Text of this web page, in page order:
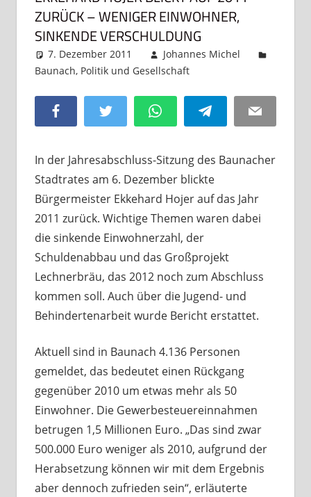
ZURÜCK – WENIGER EINWOHNER,
SINKENDE VERSCHULDUNG
7. Dezember 2011
Johannes Michel
Baunach, Politik und Gesellschaft
Facebook Twitter WhatsAppTelegram Email
In der Jahresabschluss-Sitzung des Baunacher
Stadtrates am 6. Dezember blickte
Bürgermeister Ekkehard Hojer auf das Jahr
2011 zurück. Wichtige Themen waren dabei
die sinkende Einwohnerzahl, der
Schuldenabbau und das Großprojekt
Lechnerbräu, das 2012 noch zum Abschluss
kommen soll. Auch über die Jugend- und
Behindertenarbeit wurde Bericht erstattet.
Aktuell sind in Baunach 4.136 Personen
gemeldet, das bedeutet einen Rückgang
gegenüber 2010 um etwas mehr als 50
Einwohner. Die Gewerbesteuereinnahmen
betrugen 1,5 Millionen Euro. „Das sind zwar
500.000 Euro weniger als 2010, aufgrund der
Herabsetzung können wir mit dem Ergebnis
aber dennoch zufrieden sein“, erläuterte